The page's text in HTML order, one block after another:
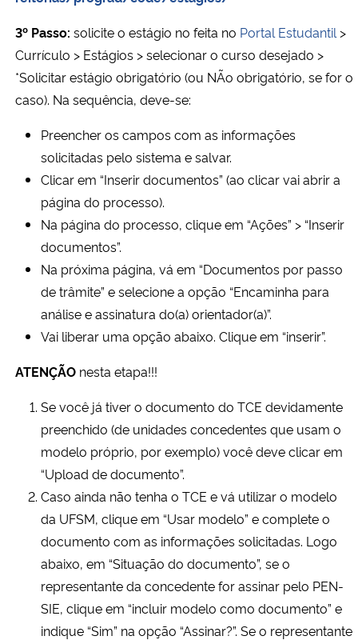
3º Passo: solicite o estágio no feita no Portal Estudantil >
Currículo > Estágios > selecionar o curso desejado >
*Solicitar estágio obrigatório (ou NÃo obrigatório, se for o
caso). Na sequência, deve-se:
Preencher os campos com as informações
solicitadas pelo sistema e salvar.
Clicar em “Inserir documentos” (ao clicar vai abrir a
página do processo).
Na página do processo, clique em “Ações” > “Inserir
documentos”.
Na próxima página, vá em “Documentos por passo
de trâmite” e selecione a opção “Encaminha para
análise e assinatura do(a) orientador(a)”.
Vai liberar uma opção abaixo. Clique em “inserir”.
ATENÇÃO nesta etapa!!!
Se você já tiver o documento do TCE devidamente
preenchido (de unidades concedentes que usam o
modelo próprio, por exemplo) você deve clicar em
“Upload de documento”.
Caso ainda não tenha o TCE e vá utilizar o modelo
da UFSM, clique em “Usar modelo” e complete o
documento com as informações solicitadas. Logo
abaixo, em “Situação do documento”, se o
representante da concedente for assinar pelo PEN-
SIE, clique em “incluir modelo como documento” e
indique “Sim” na opção “Assinar?”. Se o representante